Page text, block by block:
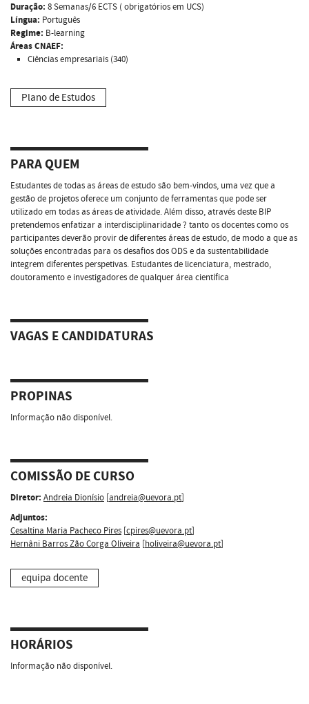
Duração: 8 Semanas/6 ECTS ( obrigatórios em UCS)
Língua: Português
Regime: B-learning
Áreas CNAEF:
Ciências empresariais (340)
Plano de Estudos
PARA QUEM
Estudantes de todas as áreas de estudo são bem-vindos, uma vez que a
gestão de projetos oferece um conjunto de ferramentas que pode ser
utilizado em todas as áreas de atividade. Além disso, através deste BIP
pretendemos enfatizar a interdisciplinaridade ? tanto os docentes como os
participantes deverão provir de diferentes áreas de estudo, de modo a que as
soluções encontradas para os desafios dos ODS e da sustentabilidade
integrem diferentes perspetivas. Estudantes de licenciatura, mestrado,
doutoramento e investigadores de qualquer área científica
VAGAS E CANDIDATURAS
PROPINAS
Informação não disponível.
COMISSÃO DE CURSO
Diretor: Andreia Dionísio [andreia@uevora.pt]
Adjuntos:
Cesaltina Maria Pacheco Pires [cpires@uevora.pt]
Hernâni Barros Zão Corga Oliveira [holiveira@uevora.pt]
equipa docente
HORÁRIOS
Informação não disponível.